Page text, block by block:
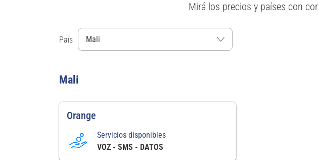
Mirá los precios y países con
País
Mali
Orange
Servicios disponibles
VOZ - SMS - DATOS